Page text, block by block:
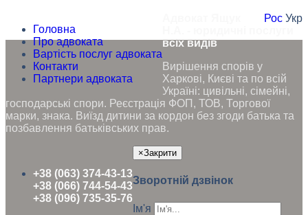
Головна
Про адвоката
Вартість послуг адвоката
Контакти
Партнери адвоката
Рос Укр
всіх видів
Вирішення спорів у
Харкові, Києві та по всій
Україні: цивільні, сімейні,
господарські спори. Реєстрація ФОП, ТОВ, Торгової
марки, знака. Виїзд дитини за кордон без згоди батька та
позбавлення батьківських прав.
+38 (063) 374-43-13
+38 (066) 744-54-43
+38 (096) 735-35-76
×Закрити
Зворотній дзвінок
Ім'я